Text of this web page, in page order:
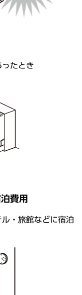
たとき
費用
・旅館などに宿泊